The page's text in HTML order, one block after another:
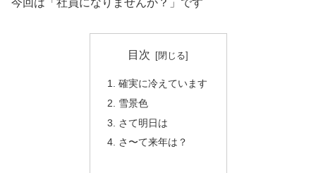
今回は「社員になりませんか？」です
目次
確実に冷えています
雪景色
さて明日は
さ〜て来年は？